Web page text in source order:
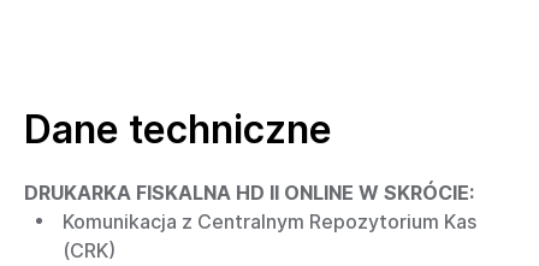
Dane techniczne
DRUKARKA FISKALNA HD II ONLINE W SKRÓCIE:
Komunikacja z Centralnym Repozytorium Kas
(CRK)